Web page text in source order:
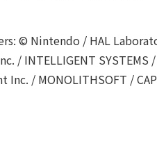
© Nintendo / HAL
/ INTELLIGENT
Inc. / MONOLITHSOFT /